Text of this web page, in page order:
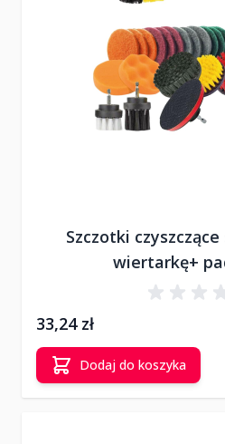
Szczotki
wiertarkę+
33,24 zł
Dodaj do koszyka